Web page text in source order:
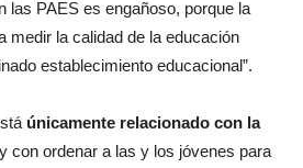
las PAES es engañoso, porque la
medir la calidad de la educación
establecimiento educacional”.
únicamente relacionado con la
con ordenar a las y los jóvenes para